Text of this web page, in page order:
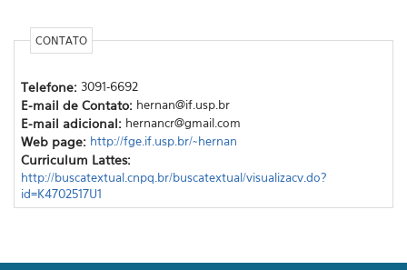
CONTATO
Telefone: 3091-6692
E-mail de Contato: hernan@if.usp.br
E-mail adicional: hernancr@gmail.com
Web page: http://fge.if.usp.br/~hernan
Curriculum Lattes:
http://buscatextual.cnpq.br/buscatextual/visualizacv.do?
id=K4702517U1